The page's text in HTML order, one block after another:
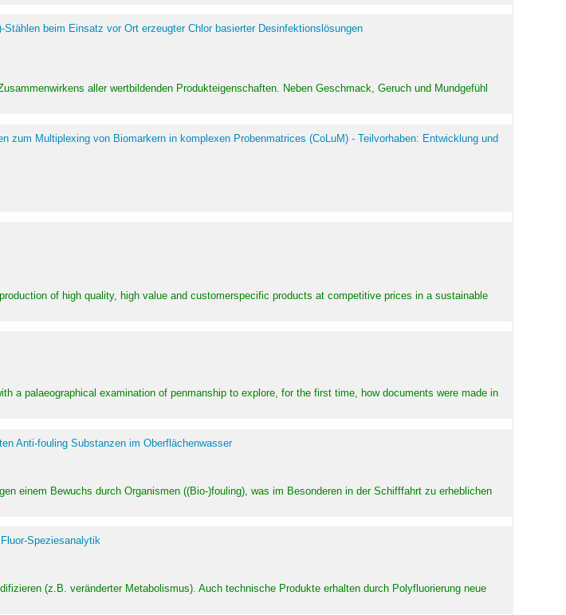
beim Einsatz vor Ort erzeugter Chlor basierter Desinfektionslösungen
aller wertbildenden Produkteigenschaften. Neben Geschmack, Geruch und Mundgefühl
Multiplexing von Biomarkern in komplexen Probenmatrices (CoLuM) - Teilvorhaben: Entwicklung und
of high quality, high value and customerspecific products at competitive prices in a sustainable
a palaeographical examination of penmanship to explore, for the first time, how documents were made in
Anti-fouling Substanzen im Oberflächenwasser
einem Bewuchs durch Organismen ((Bio-)fouling), was im Besonderen in der Schifffahrt zu erheblichen
Speziesanalytik
(z.B. veränderter Metabolismus). Auch technische Produkte erhalten durch Polyfluorierung neue